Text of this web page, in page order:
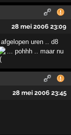
28 mei 2006 23:09
uren .. d8
... pohhh .. maar nu
28 mei 2006 23:45